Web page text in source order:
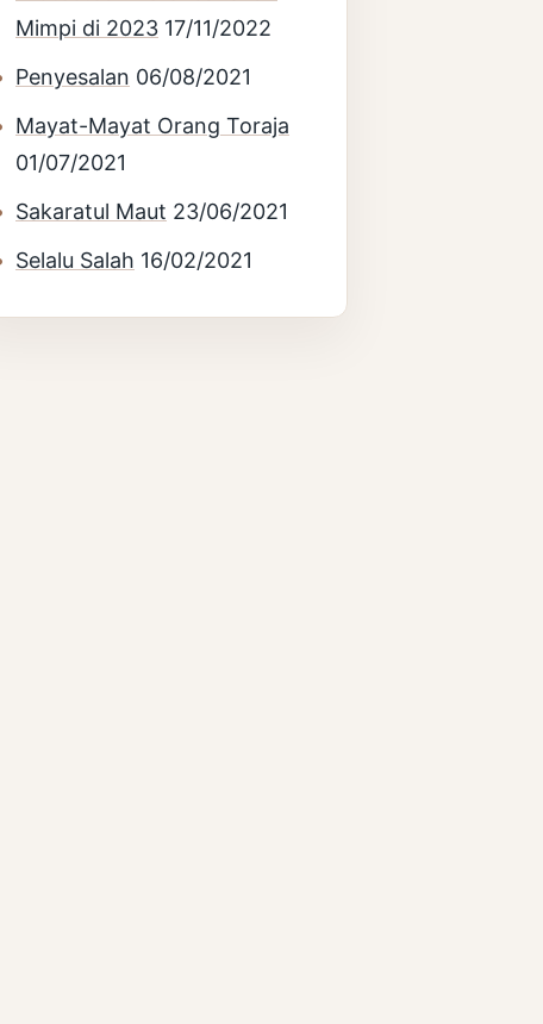
Mimpi di 2023 17/11/2022
Penyesalan 06/08/2021
Mayat-Mayat Orang Toraja
01/07/2021
Sakaratul Maut 23/06/2021
Selalu Salah 16/02/2021